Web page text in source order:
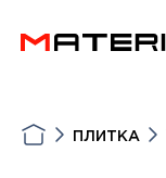
ПЛИТКА